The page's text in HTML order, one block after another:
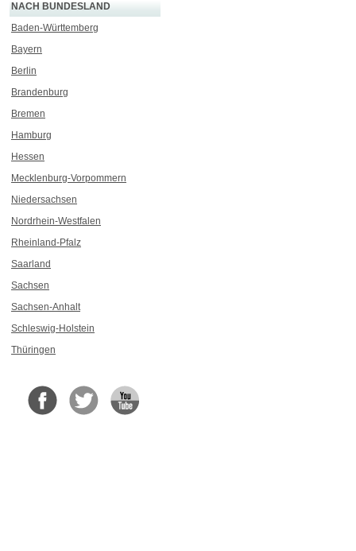
NACH BUNDESLAND
Baden-Württemberg
Bayern
Berlin
Brandenburg
Bremen
Hamburg
Hessen
Mecklenburg-Vorpommern
Niedersachsen
Nordrhein-Westfalen
Rheinland-Pfalz
Saarland
Sachsen
Sachsen-Anhalt
Schleswig-Holstein
Thüringen